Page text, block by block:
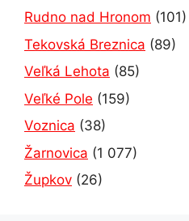
Rudno nad Hronom (101)
Tekovská Breznica (89)
Veľká Lehota (85)
Veľké Pole (159)
Voznica (38)
Žarnovica (1 077)
Župkov (26)